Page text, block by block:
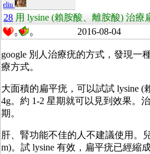
eliu
28 用 lysine (賴胺酸、離胺酸) 治療
0 0 2016-08-04
google 別人治療疣的方式，發現一
療方式。
大面積的扁平疣，可以試試 lysine (
4g。約 1-2 星期就可以見到效果。
期。
肝、腎功能不佳的人不建議使用。
m)。試 lysine 有效，扁平疣已經縮